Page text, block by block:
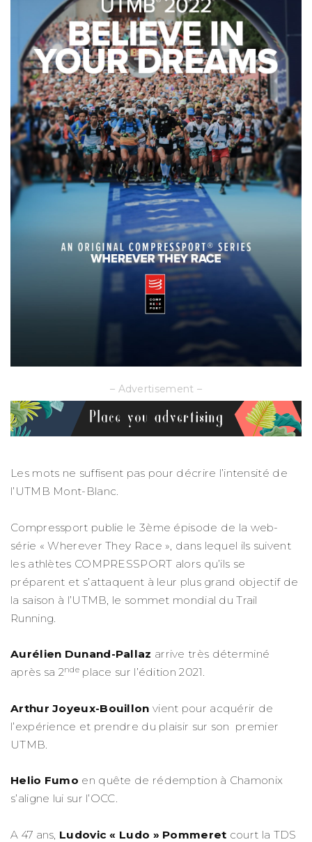
– Advertisement –
Les mots ne suffisent pas pour décrire l’intensité de
l’UTMB Mont-Blanc.
Compressport publie le 3ème épisode de la web-
série « Wherever They Race », dans lequel ils suivent
les athlètes COMPRESSPORT alors qu’ils se
préparent et s’attaquent à leur plus grand objectif de
la saison à l’UTMB, le sommet mondial du Trail
Running.
Aurélien Dunand-Pallaz arrive très déterminé
après sa 2ndeplace sur l’édition 2021.
Arthur Joyeux-Bouillon vient pour acquérir de
l’expérience et prendre du plaisir sur son premier
UTMB.
Helio Fumo en quête de rédemption à Chamonix
s’aligne lui sur l’OCC.
A 47 ans, Ludovic « Ludo » Pommeret court la TDS